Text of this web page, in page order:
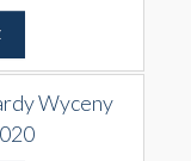
Wyceny